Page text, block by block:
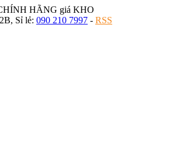
HÃNG giá KHO
Sỉ lẻ: 090 210 7997 - RSS